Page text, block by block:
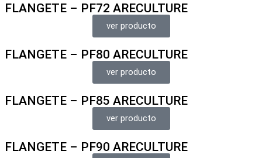
FLANGETE – PF72 ARECULTURE
ver producto
FLANGETE – PF80 ARECULTURE
ver producto
FLANGETE – PF85 ARECULTURE
ver producto
FLANGETE – PF90 ARECULTURE